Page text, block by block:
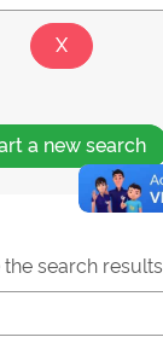
a new search
search